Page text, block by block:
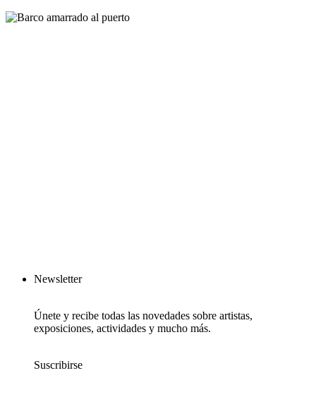
Newsletter
Únete y recibe todas las novedades sobre artistas,
exposiciones, actividades y mucho más.
Suscribirse